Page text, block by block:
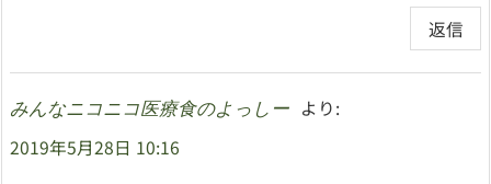
返信
みんなニコニコ医療食のよっしー
より:
2019年5月28日 10:16